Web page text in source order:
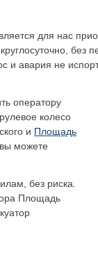
для нас
круглосуточно, без
и авария не
оператору
колесо
и Площадь
можете
без риска.
Площадь